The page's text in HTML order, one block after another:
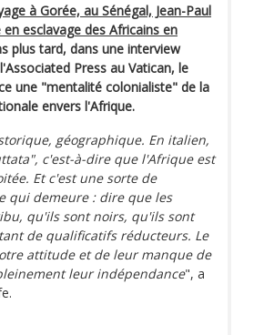
à Gorée, au Sénégal, Jean-Paul
esclavage des Africains en
plus tard, dans une interview
Press au Vatican, le
une "mentalité colonialiste" de la
envers l'Afrique.
géographique. En italien,
c'est-à-dire que l'Afrique est
Et c'est une sorte de
qui demeure : dire que les
qu'ils sont noirs, qu'ils sont
de qualificatifs réducteurs. Le
attitude et de leur manque de
leur indépendance", a